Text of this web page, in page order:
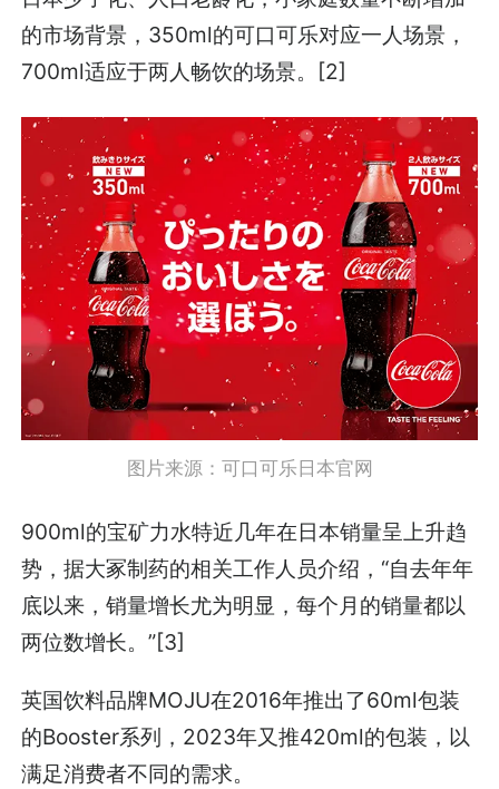
的市场背景，350ml的可口可乐对应一人场景，
700ml适应于两人畅饮的场景。[2]
图片来源：可口可乐日本官网
900ml的宝矿力水特近几年在日本销量呈上升趋
势，据大冢制药的相关工作人员介绍，“自去年年
底以来，销量增长尤为明显，每个月的销量都以
两位数增长。”[3]
英国饮料品牌MOJU在2016年推出了60ml包装
的Booster系列，2023年又推420ml的包装，以
满足消费者不同的需求。